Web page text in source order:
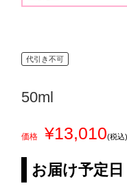
代引き不可
50ml
価格 ¥13,010(税込)
お届け予定日